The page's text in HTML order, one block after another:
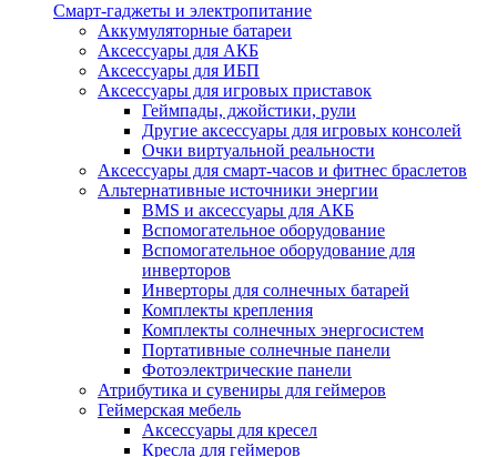
Смарт-гаджеты и электропитание
Аккумуляторные батареи
Аксессуары для АКБ
Аксессуары для ИБП
Аксессуары для игровых приставок
Геймпады, джойстики, рули
Другие аксессуары для игровых консолей
Очки виртуальной реальности
Аксессуары для смарт-часов и фитнес браслетов
Альтернативные источники энергии
BMS и аксессуары для АКБ
Вспомогательное оборудование
Вспомогательное оборудование для
инверторов
Инверторы для солнечных батарей
Комплекты крепления
Комплекты солнечных энергосистем
Портативные солнечные панели
Фотоэлектрические панели
Атрибутика и сувениры для геймеров
Геймерская мебель
Аксессуары для кресел
Кресла для геймеров